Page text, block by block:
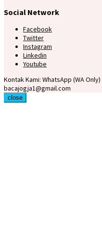
Social Network
Facebook
Twitter
Instagram
Linkedin
Youtube
Kontak Kami: WhatsApp (WA
bacajogja1@gmail.com
close